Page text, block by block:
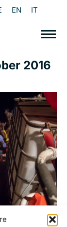
EN IT
2016